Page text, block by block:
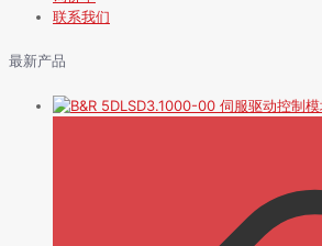
联系我们
最新产品